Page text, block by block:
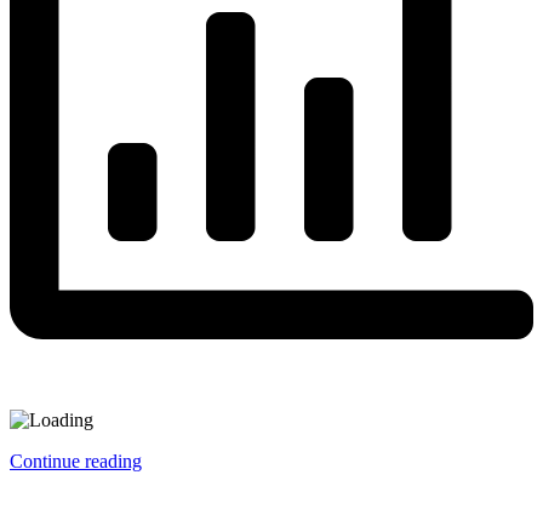
Continue reading